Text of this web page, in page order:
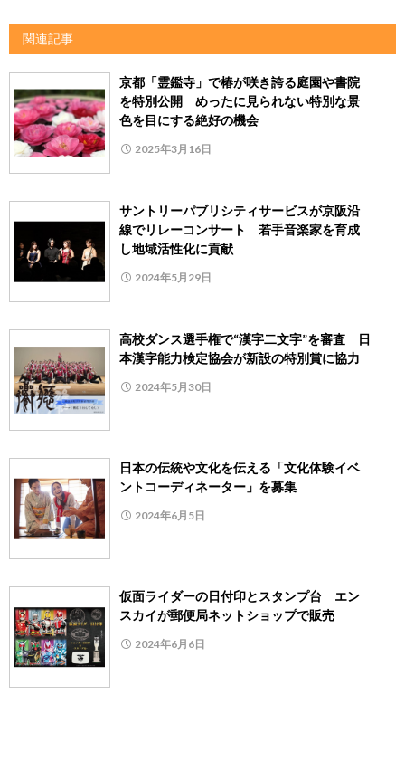
関連記事
京都「霊鑑寺」で椿が咲き誇る庭園や書院
を特別公開 めったに見られない特別な景
色を目にする絶好の機会
2025年3月16日
サントリーパブリシティサービスが京阪沿
線でリレーコンサート 若手音楽家を育成
し地域活性化に貢献
2024年5月29日
高校ダンス選手権で“漢字二文字”を審査 日
本漢字能力検定協会が新設の特別賞に協力
2024年5月30日
日本の伝統や文化を伝える「文化体験イベ
ントコーディネーター」を募集
2024年6月5日
仮面ライダーの日付印とスタンプ台 エン
スカイが郵便局ネットショップで販売
2024年6月6日